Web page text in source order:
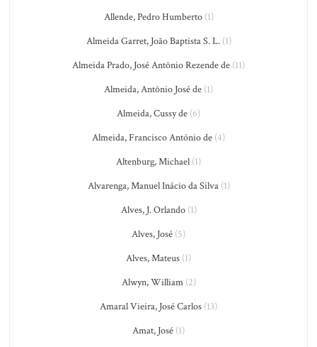
Allende, Pedro Humberto(1)
Almeida Garret, João Baptista S. L.(1)
Almeida Prado, José Antônio Rezende de (11)
Almeida, Antônio José de (1)
Almeida, Cussy de (6)
Almeida, Francisco António de (4)
Altenburg, Michael (1)
Alvarenga, Manuel Inácio da Silva(1)
Alves, J. Orlando(1)
Alves, José (5)
Alves, Mateus (1)
Alwyn, William(2)
Amaral Vieira, José Carlos (13)
Amat, José (1)